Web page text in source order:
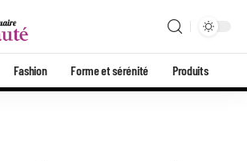
Fashion Forme et sérénité Produits